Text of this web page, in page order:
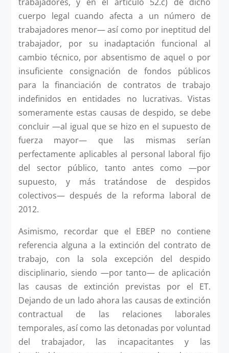
cuerpo legal cuando afecta a un número de
trabajadores menor— así como por ineptitud del
trabajador, por su inadaptación funcional al
cambio técnico, por absentismo de aquel o por
insuficiente consignación de fondos públicos
para la financiación de contratos de trabajo
indefinidos en entidades no lucrativas. Vistas
someramente estas causas de despido, se debe
concluir —al igual que se hizo en el supuesto de
fuerza mayor— que las mismas serían
perfectamente aplicables al personal laboral fijo
del sector público, tanto antes como —por
supuesto, y más tratándose de despidos
colectivos— después de la reforma laboral de
2012.
Asimismo, recordar que el EBEP no contiene
referencia alguna a la extinción del contrato de
trabajo, con la sola excepción del despido
disciplinario, siendo —por tanto— de aplicación
las causas de extinción previstas por el ET.
Dejando de un lado ahora las causas de extinción
contractual de las relaciones laborales
temporales, así como las detonadas por voluntad
del trabajador, las incapacitantes y las